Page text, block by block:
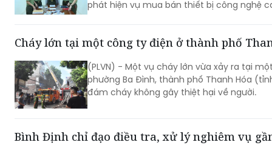
phát hiện vụ mua bán thiết bị công nghệ
Cháy lớn tại một công ty điện ở thành phố
(PLVN) - Một vụ cháy lớn vừa xảy ra tại
phường Ba Đình, thành phố Thanh Hóa
đám cháy không gây thiệt hại về người.
Bình Định chỉ đạo điều tra, xử lý nghiêm vụ